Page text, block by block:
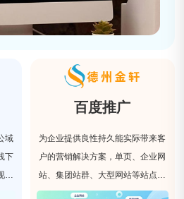
域
下
多
百度推广
为企业提供良性持久能实际带来客
户的营销解决方案，单页、企业网
站、集团站群、大型网站等站点类
型，我们具有丰富的网站优化经